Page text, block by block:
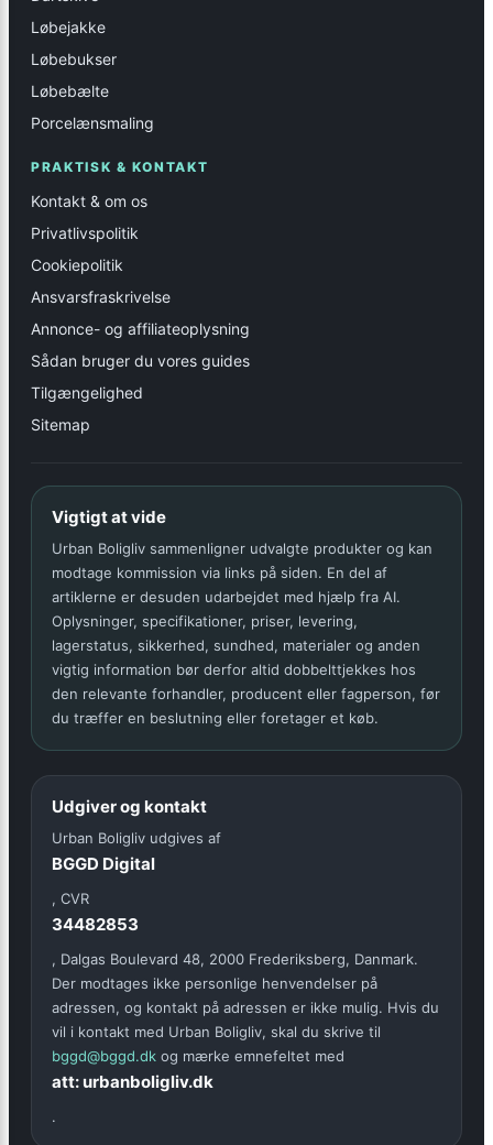
Løbejakke
Løbebukser
Løbebælte
Porcelænsmaling
PRAKTISK & KONTAKT
Kontakt & om os
Privatlivspolitik
Cookiepolitik
Ansvarsfraskrivelse
Annonce- og affiliateoplysning
Sådan bruger du vores guides
Tilgængelighed
Sitemap
Vigtigt at vide
Urban Boligliv sammenligner udvalgte produkter og kan
modtage kommission via links på siden. En del af
artiklerne er desuden udarbejdet med hjælp fra AI.
Oplysninger, specifikationer, priser, levering,
lagerstatus, sikkerhed, sundhed, materialer og anden
vigtig information bør derfor altid dobbelttjekkes hos
den relevante forhandler, producent eller fagperson, før
du træffer en beslutning eller foretager et køb.
Udgiver og kontakt
Urban Boligliv udgives af
BGGD Digital
, CVR
34482853
, Dalgas Boulevard 48, 2000 Frederiksberg, Danmark.
Der modtages ikke personlige henvendelser på
adressen, og kontakt på adressen er ikke mulig. Hvis du
vil i kontakt med Urban Boligliv, skal du skrive til
bggd@bggd.dk og mærke emnefeltet med
att: urbanboligliv.dk
.